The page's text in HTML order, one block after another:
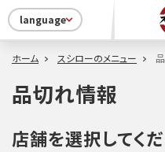
language
ホーム スシローのメニュー
品切れ情報
店舗を選択してくだ